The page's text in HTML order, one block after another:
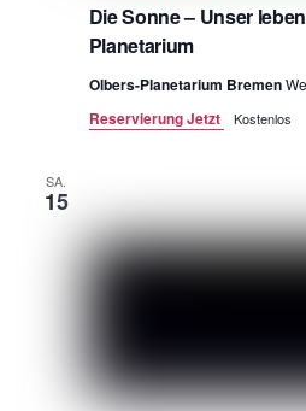
Die Sonne – Unser
Planetarium
Olbers-Planetarium Bremen
Reservierung Jetzt Kostenlos
SA.
15